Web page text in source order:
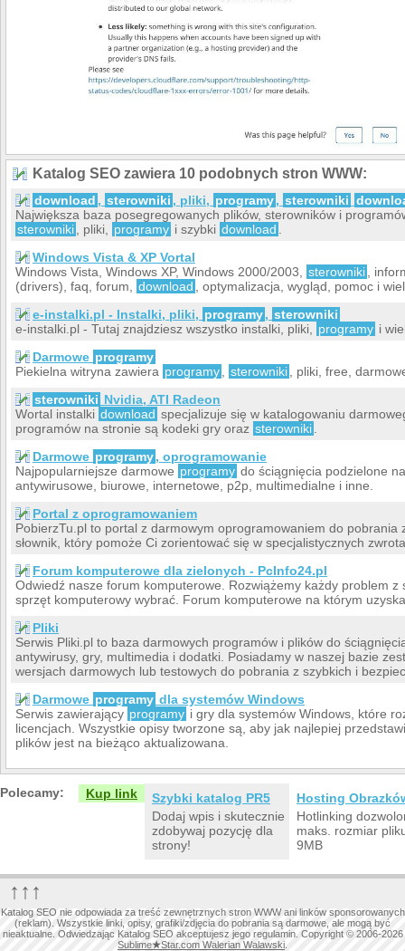
Katalog SEO zawiera 10 podobnych stron WWW:
download , sterowniki , pliki, programy, sterowniki
Największa baza posegregowanych plików, sterowników i
sterowniki
, pliki, programy i szybki download
Windows Vista & XP Vortal
Windows Vista, Windows XP, Windows 2000/2003,
sterowniki
,
(drivers), faq, forum,
download
, optymalizacja, wygląd, pomoc i
e-instalki.pl - Instalki, pliki, programy, sterowniki
e-instalki.pl - Tutaj znajdziesz wszystko instalki, pliki,
programy i
Darmowe programy
Piekielna witryna zawiera programy sterowniki
, pliki, free,
sterowniki Nvidia, ATI Radeon
Wortal instalki download specjalizuje się w katalogowaniu
programów na stronie są kodeki gry oraz sterowniki
Darmowe programy, oprogramowanie
Najpopularniejsze darmowe programy do ściągnięcia podzielone
antywirusowe, biurowe, internetowe, p2p, multimedialne i inne.
Portal z oprogramowaniem
PobierzTu.pl to portal z darmowym oprogramowaniem do
słownik, który pomoże Ci zorientować się w specjalistycznych
Forum komputerowe dla zielonych - PcInfo24.pl
Odwiedź nasze forum komputerowe. Rozwiążemy każdy problem
sprzęt komputerowy wybrać. Forum komputerowe na którym
Pliki
Serwis Pliki.pl to baza darmowych programów i plików do
antywirusy, gry, multimedia i dodatki. Posiadamy w naszej bazie
wersjach darmowych lub testowych do pobrania z szybkich i
Darmowe programy dla systemów Windows
Serwis zawierający programy i gry dla systemów Windows, które
licencjach. Wszystkie opisy tworzone są, aby jak najlepiej
plików jest na bieżąco aktualizowana.
Polecamy: Kup link
Szybki katalog PR5
Dodaj wpis i skutecznie
zdobywaj pozycję dla
strony!
Hosting
Hotlinking
maks. rozmiar
9MB
↑↑↑
Katalog SEO nie odpowiada za treść zewnętrznych stron WWW ani linków sponsorowanych
(reklam). Wszystkie linki, opisy, grafiki/zdjęcia do pobrania są darmowe, ale mogą być
nieaktualne. Odwiedzając Katalog SEO akceptujesz jego regulamin. Copyright © 2006-2026
Sublime★Star.com Walerian Walawski